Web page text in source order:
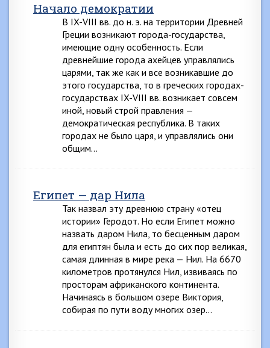
Начало демократии
В IX-VIII вв. до н. э. на территории Древней
Греции возникают города-государства,
имеющие одну особенность. Если
древнейшие города ахейцев управлялись
царями, так же как и все возникавшие до
этого государства, то в греческих городах-
государствах IX-VIII вв. возникает совсем
иной, новый строй правления —
демократическая республика. В таких
городах не было царя, и управлялись они
общим…
Египет — дар Нила
Так назвал эту древнюю страну «отец
истории» Геродот. Но если Египет можно
назвать даром Нила, то бесценным даром
для египтян была и есть до сих пор великая,
самая длинная в мире река — Нил. На 6670
километров протянулся Нил, извиваясь по
просторам африканского континента.
Начинаясь в большом озере Виктория,
собирая по пути воду многих озер…